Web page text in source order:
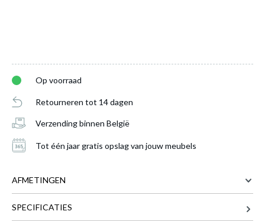
Op voorraad
Retourneren tot 14 dagen
Verzending binnen België
Tot één jaar gratis opslag van jouw meubels
AFMETINGEN
SPECIFICATIES